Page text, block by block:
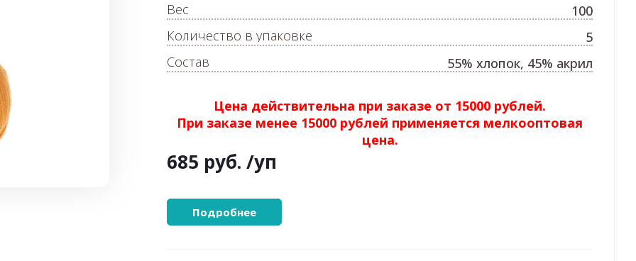
Цена действительна при заказе от 15000 рублей.
При заказе менее 15000 рублей применяется мелкооптовая
цена.
685 руб. /уп
Подробнее
Вес
100
Количество в упаковке
5
Состав
55% хлопок, 45% акрил